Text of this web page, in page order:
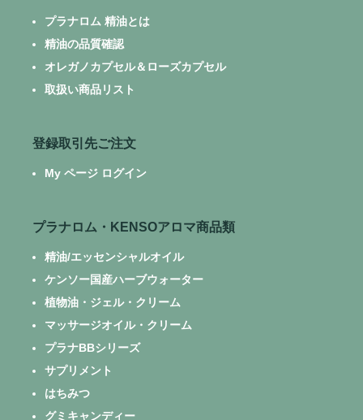
プラナロム 精油とは
精油の品質確認
オレガノカプセル＆ローズカプセル
取扱い商品リスト
登録取引先ご注文
My ページ ログイン
プラナロム・KENSOアロマ商品類
精油/エッセンシャルオイル
ケンソー国産ハーブウォーター
植物油・ジェル・クリーム
マッサージオイル・クリーム
プラナBBシリーズ
サプリメント
はちみつ
グミキャンディー